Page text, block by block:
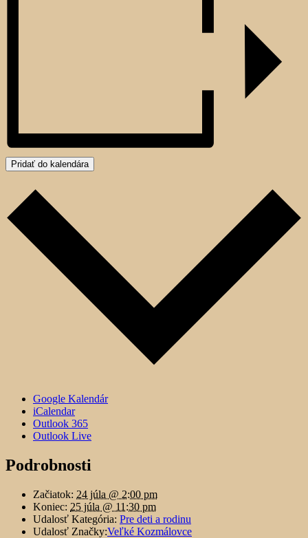
Pridať do kalendára
Google Kalendár
iCalendar
Outlook 365
Outlook Live
Podrobnosti
Začiatok: 24 júla @ 2:00 pm
Koniec: 25 júla @ 11:30 pm
Udalosť Kategória: Pre deti a rodinu
Udalosť Značky:Veľké Kozmálovce